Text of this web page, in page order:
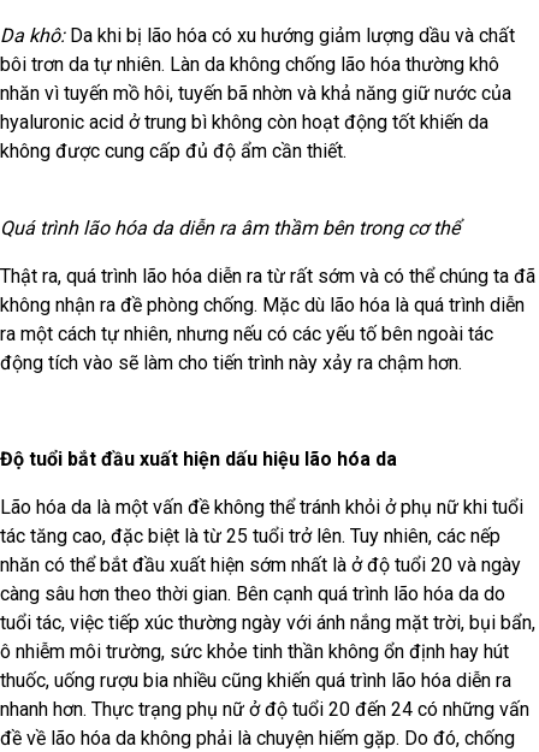
Da khô:Da khi bị lão hóa có xu hướng giảm lượng dầu và chất
bôi trơn da tự nhiên. Làn da không chống lão hóa thường khô
nhăn vì tuyến mồ hôi, tuyến bã nhờn và khả năng giữ nước của
hyaluronic acid ở trung bì không còn hoạt động tốt khiến da
không được cung cấp đủ độ ẩm cần thiết.
Quá trình lão hóa da diễn ra âm thầm bên trong cơ thể
Thật ra, quá trình lão hóa diễn ra từ rất sớm và có thể chúng ta đã
không nhận ra đề phòng chống. Mặc dù lão hóa là quá trình diễn
ra một cách tự nhiên, nhưng nếu có các yếu tố bên ngoài tác
động tích vào sẽ làm cho tiến trình này xảy ra chậm hơn.
Độ tuổi bắt đầu xuất hiện dấu hiệu lão hóa da
Lão hóa da là một vấn đề không thể tránh khỏi ở phụ nữ khi tuổi
tác tăng cao, đặc biệt là từ 25 tuổi trở lên. Tuy nhiên, các nếp
nhăn có thể bắt đầu xuất hiện sớm nhất là ở độ tuổi 20 và ngày
càng sâu hơn theo thời gian. Bên cạnh quá trình lão hóa da do
tuổi tác, việc tiếp xúc thường ngày với ánh nắng mặt trời, bụi bẩn,
ô nhiễm môi trường, sức khỏe tinh thần không ổn định hay hút
thuốc, uống rượu bia nhiều cũng khiến quá trình lão hóa diễn ra
nhanh hơn. Thực trạng phụ nữ ở độ tuổi 20 đến 24 có những vấn
đề về lão hóa da không phải là chuyện hiếm gặp. Do đó, chống